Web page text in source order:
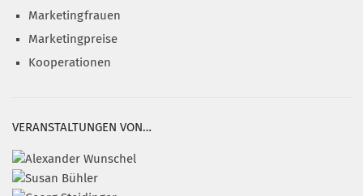
Marketingfrauen
Marketingpreise
Kooperationen
VERANSTALTUNGEN VON…